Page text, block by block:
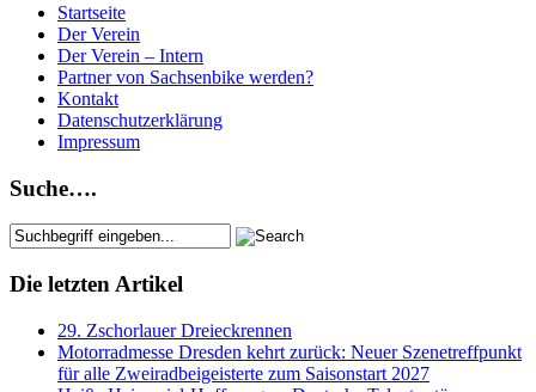
Startseite
Der Verein
Der Verein – Intern
Partner von Sachsenbike werden?
Kontakt
Datenschutzerklärung
Impressum
Suche….
Die letzten Artikel
29. Zschorlauer Dreieckrennen
Motorradmesse Dresden kehrt zurück: Neuer Szenetreffpunkt
für alle Zweiradbeigeisterte zum Saisonstart 2027